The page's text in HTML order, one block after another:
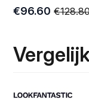
€
€128.80.
€96.60
Huidige
€96.60.